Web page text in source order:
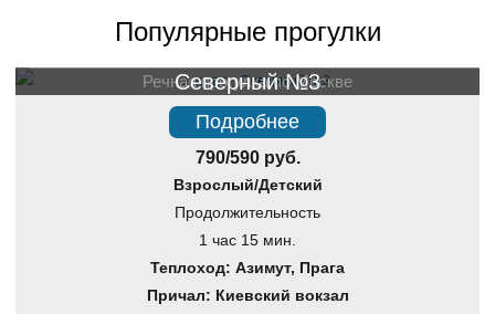
Популярные прогулки
Речная прогулка по Москве
Северный №3
Подробнее
790/590 руб.
Взрослый/Детский
Продолжительность
1 час 15 мин.
Теплоход: Азимут, Прага
Причал: Киевский вокзал